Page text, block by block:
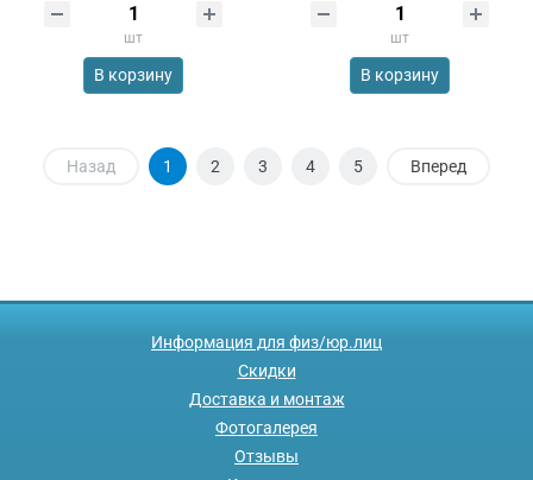
шт
В корзину
шт
В корзину
Назад 1 2 3 4 5 Вперед
Информация для физ/юр.лиц
Скидки
Доставка и монтаж
Фотогалерея
Отзывы